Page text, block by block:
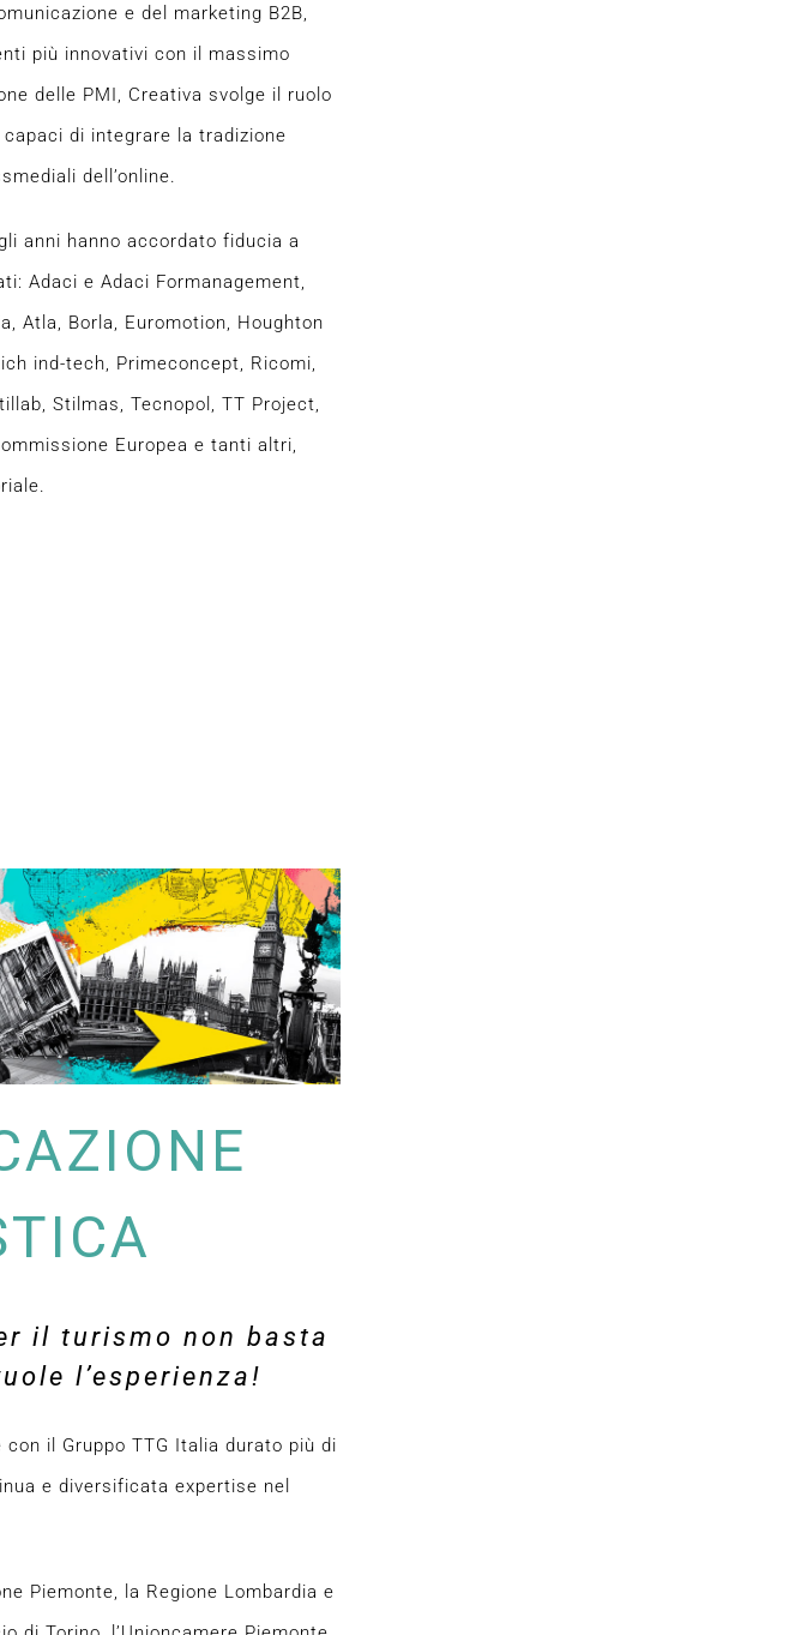
e del marketing B2B,
più innovativi con il massimo
delle PMI, Creativa svolge il ruolo
di integrare la tradizione
dell’online.
anni hanno accordato fiducia a
Adaci e Adaci Formanagement,
Atla, Borla, Euromotion, Houghton
ind-tech, Primeconcept, Ricomi,
Stilmas, Tecnopol, TT Project,
Europea e tanti altri,
il turismo non basta
l’esperienza!
il Gruppo TTG Italia durato più di
e diversificata expertise nel
Piemonte, la Regione Lombardia e